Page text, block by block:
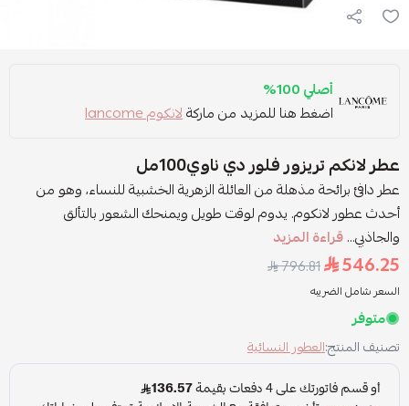
أصلي 100%
اضغط هنا للمزيد من ماركةلانكوم lancome
عطر لانكم تريزور فلور دي ناوي100مل
عطر دافئ برائحة مذهلة من العائلة الزهرية الخشبية للنساء، وهو من
أحدث عطور لانكوم. يدوم لوقت طويل ويمنحك الشعور بالتألق
والجاذبي...قراءة المزيد
546.25
796.81
السعر شامل الضريبه
متوفر
تصنيف المنتج:العطور النسائية